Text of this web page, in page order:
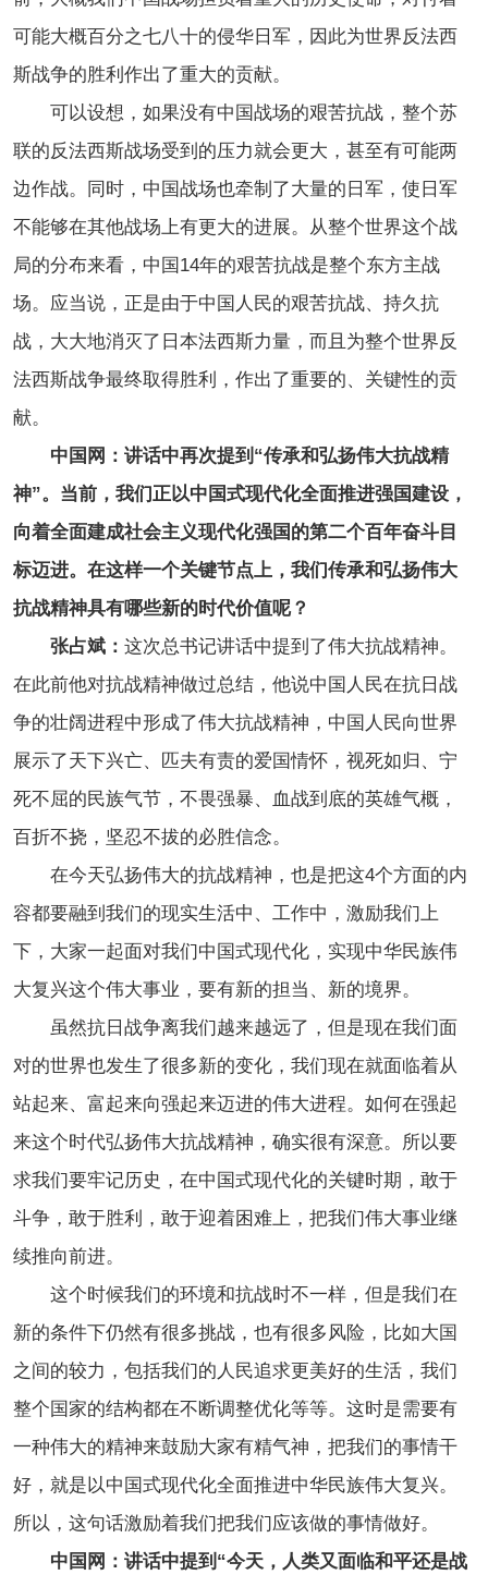
可能大概百分之七八十的侵华日军，因此为世界反法西
斯战争的胜利作出了重大的贡献。
可以设想，如果没有中国战场的艰苦抗战，整个苏
联的反法西斯战场受到的压力就会更大，甚至有可能两
边作战。同时，中国战场也牵制了大量的日军，使日军
不能够在其他战场上有更大的进展。从整个世界这个战
局的分布来看，中国14年的艰苦抗战是整个东方主战
场。应当说，正是由于中国人民的艰苦抗战、持久抗
战，大大地消灭了日本法西斯力量，而且为整个世界反
法西斯战争最终取得胜利，作出了重要的、关键性的贡
献。
中国网：讲话中再次提到“传承和弘扬伟大抗战精
神”。当前，我们正以中国式现代化全面推进强国建设，
向着全面建成社会主义现代化强国的第二个百年奋斗目
标迈进。在这样一个关键节点上，我们传承和弘扬伟大
抗战精神具有哪些新的时代价值呢？
张占斌： 这次总书记讲话中提到了伟大抗战精神。
在此前他对抗战精神做过总结，他说中国人民在抗日战
争的壮阔进程中形成了伟大抗战精神，中国人民向世界
展示了天下兴亡、匹夫有责的爱国情怀，视死如归、宁
死不屈的民族气节，不畏强暴、血战到底的英雄气概，
百折不挠，坚忍不拔的必胜信念。
在今天弘扬伟大的抗战精神，也是把这4个方面的内
容都要融到我们的现实生活中、工作中，激励我们上
下，大家一起面对我们中国式现代化，实现中华民族伟
大复兴这个伟大事业，要有新的担当、新的境界。
虽然抗日战争离我们越来越远了，但是现在我们面
对的世界也发生了很多新的变化，我们现在就面临着从
站起来、富起来向强起来迈进的伟大进程。如何在强起
来这个时代弘扬伟大抗战精神，确实很有深意。所以要
求我们要牢记历史，在中国式现代化的关键时期，敢于
斗争，敢于胜利，敢于迎着困难上，把我们伟大事业继
续推向前进。
这个时候我们的环境和抗战时不一样，但是我们在
新的条件下仍然有很多挑战，也有很多风险，比如大国
之间的较力，包括我们的人民追求更美好的生活，我们
整个国家的结构都在不断调整优化等等。这时是需要有
一种伟大的精神来鼓励大家有精气神，把我们的事情干
好，就是以中国式现代化全面推进中华民族伟大复兴。
所以，这句话激励着我们把我们应该做的事情做好。
中国网：讲话中提到“今天，人类又面临和平还是战